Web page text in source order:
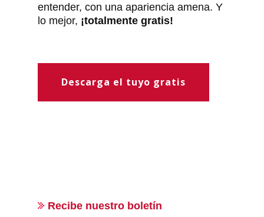
entender, con una apariencia amena. Y
lo mejor, ¡totalmente gratis!
Descarga el tuyo gratis
Recibe nuestro boletín